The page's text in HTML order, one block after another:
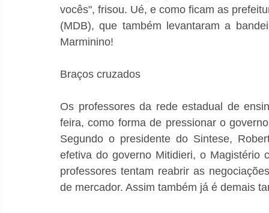
vocês", frisou. Ué, e como ficam as
(MDB), que também levantaram a
Marminino!
Braços cruzados
Os professores da rede estadual de
feira, como forma de pressionar o
Segundo o presidente do Sintese,
efetiva do governo Mitidieri, o Magistério
professores tentam reabrir as
de mercador. Assim também já é demais